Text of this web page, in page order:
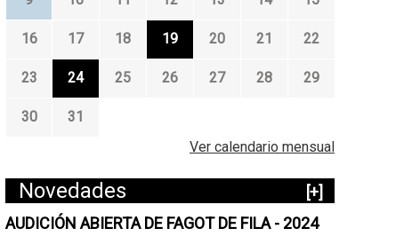
16 17 18 19 20 21 22
23 24 25 26 27 28 29
30
31
Ver calendario mensual
Novedades
[+]
AUDICIÓN ABIERTA DE FAGOT DE FILA - 2024